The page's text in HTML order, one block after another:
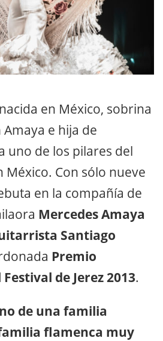
nacida en México, sobrina
e hija de
uno de los pilares del
México. Con sólo nueve
en la compañía de
Mercedes Amaya
Santiago
Premio
de Jerez 2013.
de una familia
flamenca muy